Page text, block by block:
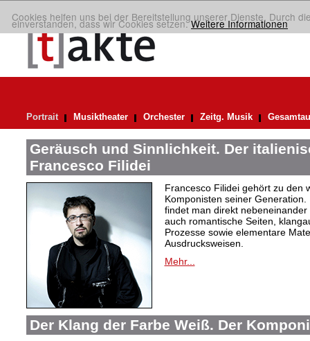
Cookies helfen uns bei der Bereitstellung unserer Dienste. Durch
einverstanden, dass wir Cookies setzen.Weitere Informationen
Portrait Musiktheater Orchester Zeitg. Musik
Geräusch und Sinnlichkeit. Der
Francesco Filidei
Francesco Filidei gehört zu den
Komponisten seiner
findet man direkt
auch romantische Seiten,
Prozesse sowie elementare
Ausdrucksweisen.
Mehr...
Der Klang der Farbe Weiß. Der